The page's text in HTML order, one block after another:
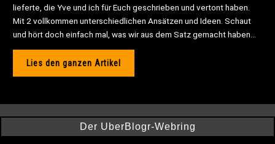
lieferte, die Yve und ich für Euch geschrieben und vertont haben.
Mit 2 vollkommen unterschiedlichen Ansätzen und Ideen. Schaut
und hört doch einfach mal, was wir aus dem Satz gemacht haben…
Lies den ganzen Artikel
Der UberBlogr-Webring